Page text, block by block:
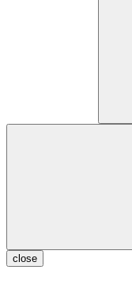
close